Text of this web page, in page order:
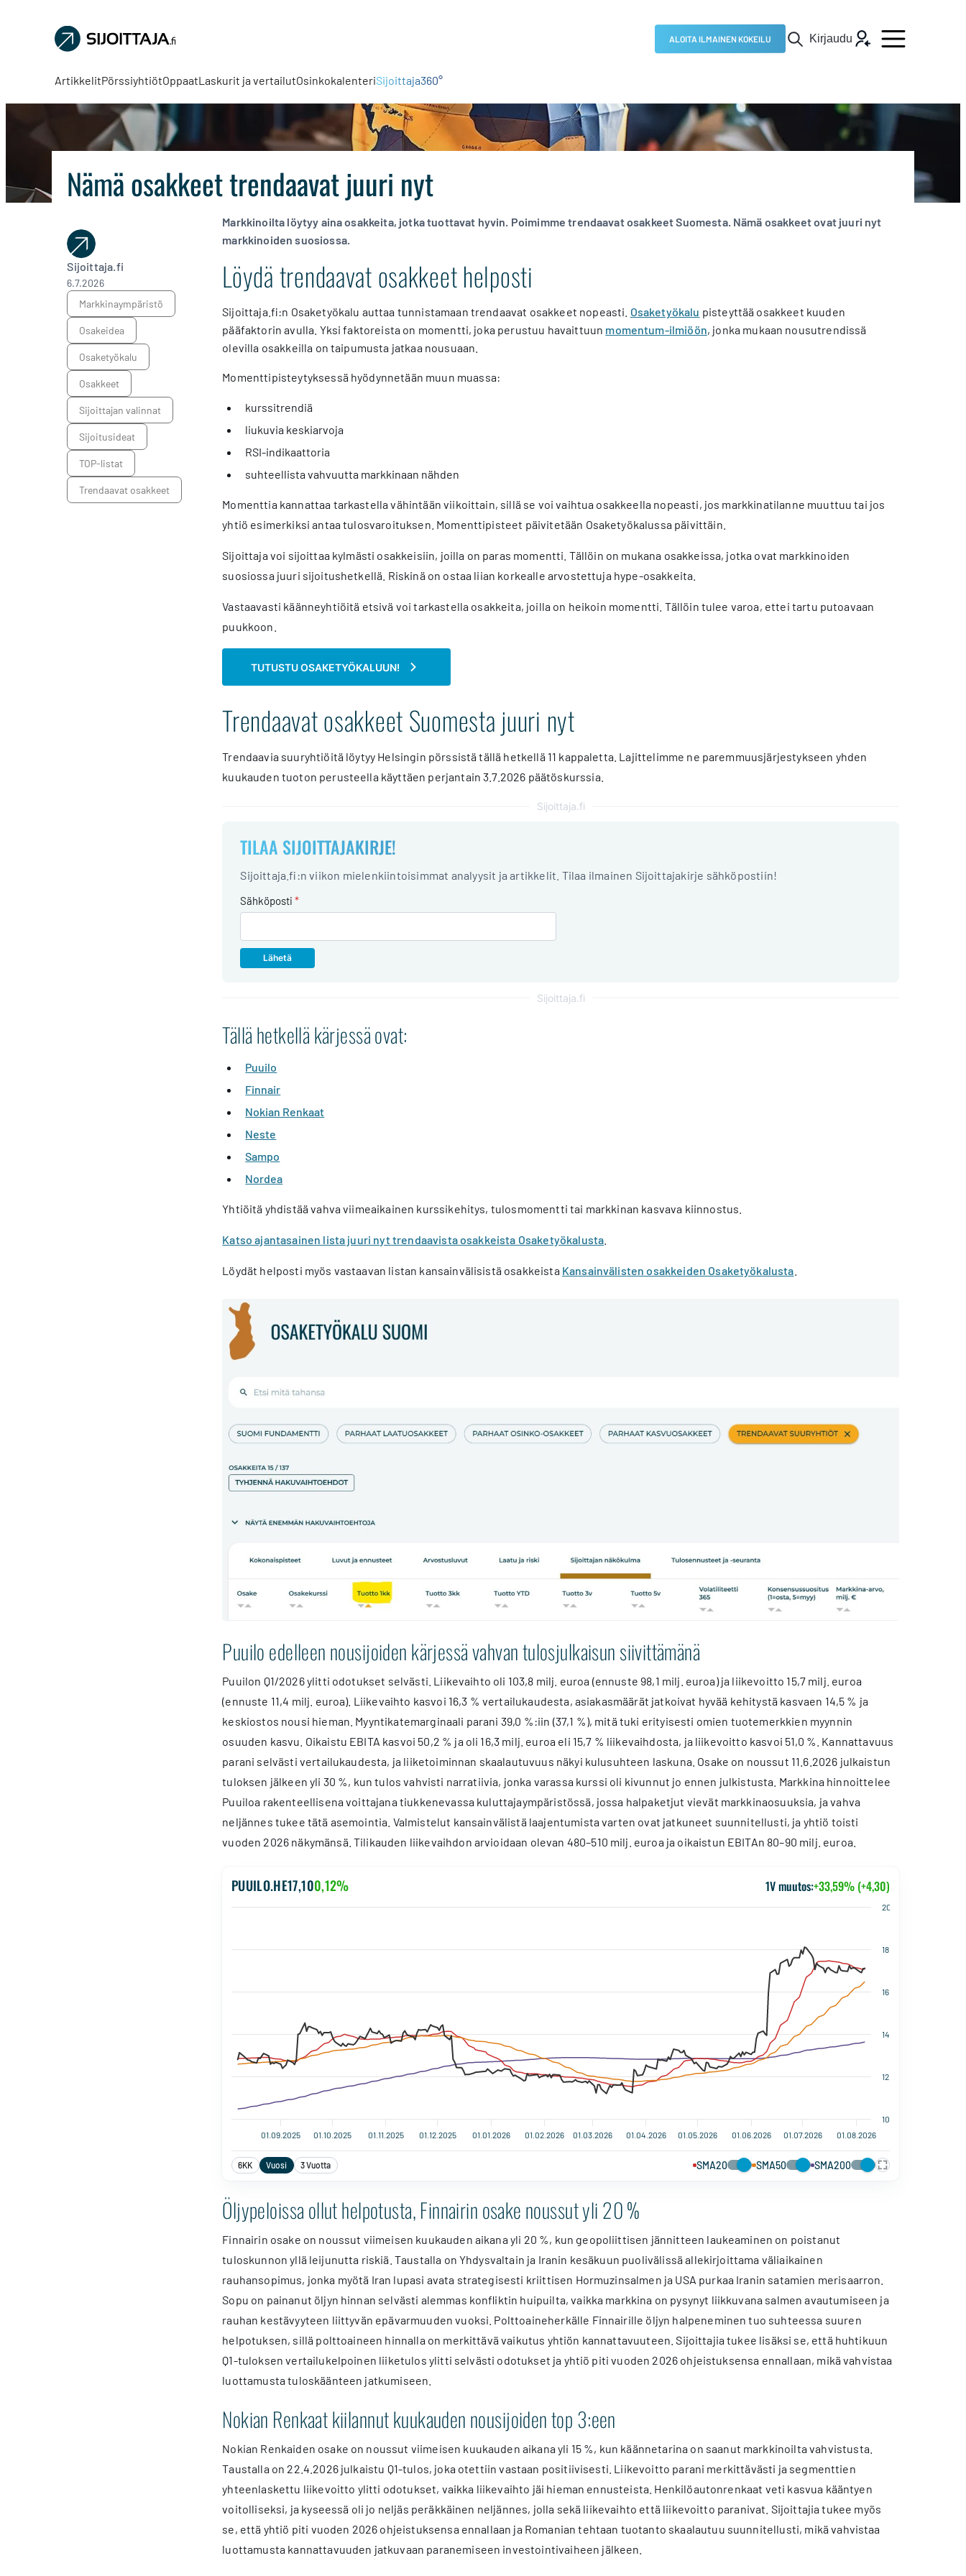
Sijoittaja.fi
Tee
sijoituspäätöksiä
ALOITA ILMAINEN KOKEILU Kirjaudu
ArtikkelitPörssiyhtiötOppaatLaskurit ja vertailutOsinkokalenteriSijoittaja360°
Nämä osakkeet trendaavat juuri nyt
Sijoittaja.fi
6.7.2026
markkinaympäristö
osakeidea
osaketyökalu
osakkeet
sijoittajan valinnat
sijoitusideat
TOP-listat
trendaavat osakkeet
Markkinoilta löytyy aina osakkeita, jotka tuottavat hyvin. Poimimme trendaavat osakkeet Suomesta. Nämä osakkeet ovat juuri nyt
markkinoiden suosiossa.
Löydä trendaavat osakkeet helposti
Sijoittaja.fi:n Osaketyökalu auttaa tunnistamaan trendaavat osakkeet nopeasti. Osaketyökalu pisteyttää osakkeet kuuden
pääfaktorin avulla. Yksi faktoreista on momentti, joka perustuu havaittuun momentum-ilmiöön, jonka mukaan nousutrendissä
olevilla osakkeilla on taipumusta jatkaa nousuaan.
Momenttipisteytyksessä hyödynnetään muun muassa:
kurssitrendiä
liukuvia keskiarvoja
RSI-indikaattoria
suhteellista vahvuutta markkinaan nähden
Momenttia kannattaa tarkastella vähintään viikoittain, sillä se voi vaihtua osakkeella nopeasti, jos markkinatilanne muuttuu tai jos
yhtiö esimerkiksi antaa tulosvaroituksen. Momenttipisteet päivitetään Osaketyökalussa päivittäin.
Sijoittaja voi sijoittaa kylmästi osakkeisiin, joilla on paras momentti. Tällöin on mukana osakkeissa, jotka ovat markkinoiden
suosiossa juuri sijoitushetkellä. Riskinä on ostaa liian korkealle arvostettuja hype-osakkeita.
Vastaavasti käänneyhtiöitä etsivä voi tarkastella osakkeita, joilla on heikoin momentti. Tällöin tulee varoa, ettei tartu putoavaan
puukkoon.
TUTUSTU OSAKETYÖKALUUN!
Trendaavat osakkeet Suomesta juuri nyt
Trendaavia suuryhtiöitä löytyy Helsingin pörssistä tällä hetkellä 11 kappaletta. Lajittelimme ne paremmuusjärjestykseen yhden
kuukauden tuoton perusteella käyttäen perjantain 3.7.2026 päätöskurssia.
Sijoittaja.fi
TILAA SIJOITTAJAKIRJE!
Sijoittaja.fi:n viikon mielenkiintoisimmat analyysit ja artikkelit. Tilaa ilmainen Sijoittajakirje sähköpostiin!
Sähköposti *
Sijoittaja.fi
Tällä hetkellä kärjessä ovat:
Puuilo
Finnair
Nokian Renkaat
Neste
Sampo
Nordea
Yhtiöitä yhdistää vahva viimeaikainen kurssikehitys, tulosmomentti tai markkinan kasvava kiinnostus.
Katso ajantasainen lista juuri nyt trendaavista osakkeista Osaketyökalusta
Löydät helposti myös vastaavan listan kansainvälisistä osakkeista Kansainvälisten osakkeiden Osaketyökalusta
Puuilo edelleen nousijoiden kärjessä vahvan tulosjulkaisun siivittämänä
Puuilon Q1/2026 ylitti odotukset selvästi. Liikevaihto oli 103,8 milj. euroa (ennuste 98,1 milj. euroa) ja liikevoitto 15,7 milj. euroa
(ennuste 11,4 milj. euroa). Liikevaihto kasvoi 16,3 % vertailukaudesta, asiakasmäärät jatkoivat hyvää kehitystä kasvaen 14,5 % ja
keskiostos nousi hieman. Myyntikatemarginaali parani 39,0 %:iin (37,1 %), mitä tuki erityisesti omien tuotemerkkien myynnin
osuuden kasvu. Oikaistu EBITA kasvoi 50,2 % ja oli 16,3 milj. euroa eli 15,7 % liikevaihdosta, ja liikevoitto kasvoi 51,0 %. Kannattavuus
parani selvästi vertailukaudesta, ja liiketoiminnan skaalautuvuus näkyi kulusuhteen laskuna. Osake on noussut 11.6.2026 julkaistun
tuloksen jälkeen yli 30 %, kun tulos vahvisti narratiivia, jonka varassa kurssi oli kivunnut jo ennen julkistusta. Markkina hinnoittelee
Puuiloa rakenteellisena voittajana tiukkenevassa kuluttajaympäristössä, jossa halpaketjut vievät markkinaosuuksia, ja vahva
neljännes tukee tätä asemointia. Valmistelut kansainvälistä laajentumista varten ovat jatkuneet suunnitellusti, ja yhtiö toisti
vuoden 2026 näkymänsä. Tilikauden liikevaihdon arvioidaan olevan 480–510 milj. euroa ja oikaistun EBITAn 80–90 milj. euroa.
PUUILO.HE17,100,12% 1V muutos:+33,59% (+4,30)
01.09.2025 01.10.2025 01.11.2025 01.12.2025 01.01.2026 01.02.2026 01.03.2026 01.04.2026 01.05.2026 01.06.2026 01.07.2026 01.08.2026
10
12
14
16
18
20
6KK Vuosi 3 Vuotta SMA20 SMA50 SMA200
Öljypeloissa ollut helpotusta, Finnairin osake noussut yli 20 %
Finnairin osake on noussut viimeisen kuukauden aikana yli 20 %, kun geopoliittisen jännitteen laukeaminen on poistanut
tuloskunnon yllä leijunutta riskiä. Taustalla on Yhdysvaltain ja Iranin kesäkuun puolivälissä allekirjoittama väliaikainen
rauhansopimus, jonka myötä Iran lupasi avata strategisesti kriittisen Hormuzinsalmen ja USA purkaa Iranin satamien merisaarron.
Sopu on painanut öljyn hinnan selvästi alemmas konfliktin huipuilta, vaikka markkina on pysynyt liikkuvana salmen avautumiseen ja
rauhan kestävyyteen liittyvän epävarmuuden vuoksi. Polttoaineherkälle Finnairille öljyn halpeneminen tuo suhteessa suuren
helpotuksen, sillä polttoaineen hinnalla on merkittävä vaikutus yhtiön kannattavuuteen. Sijoittajia tukee lisäksi se, että huhtikuun
Q1-tuloksen vertailukelpoinen liiketulos ylitti selvästi odotukset ja yhtiö piti vuoden 2026 ohjeistuksensa ennallaan, mikä vahvistaa
luottamusta tuloskäänteen jatkumiseen.
Nokian Renkaat kiilannut kuukauden nousijoiden top 3:een
Nokian Renkaiden osake on noussut viimeisen kuukauden aikana yli 15 %, kun käännetarina on saanut markkinoilta vahvistusta.
Taustalla on 22.4.2026 julkaistu Q1-tulos, joka otettiin vastaan positiivisesti. Liikevoitto parani merkittävästi ja segmenttien
yhteenlaskettu liikevoitto ylitti odotukset, vaikka liikevaihto jäi hieman ennusteista. Henkilöautonrenkaat veti kasvua kääntyen
voitolliseksi, ja kyseessä oli jo neljäs peräkkäinen neljännes, jolla sekä liikevaihto että liikevoitto paranivat. Sijoittajia tukee myös
se, että yhtiö piti vuoden 2026 ohjeistuksensa ennallaan ja Romanian tehtaan tuotanto skaalautuu suunnitellusti, mikä vahvistaa
luottamusta kannattavuuden jatkuvaan paranemiseen investointivaiheen jälkeen.